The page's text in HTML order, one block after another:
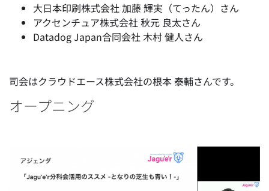
大日本印刷株式会社 加藤 輝実（てったん）さん
アクセンチュア株式会社 秋元 良太さん
Datadog Japan合同会社 木村 健人さん
司会はクラウドエース株式会社の根本 泰輔さんです。
オープニング